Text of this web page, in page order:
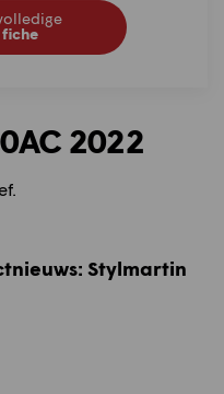
2022
Stylmartin